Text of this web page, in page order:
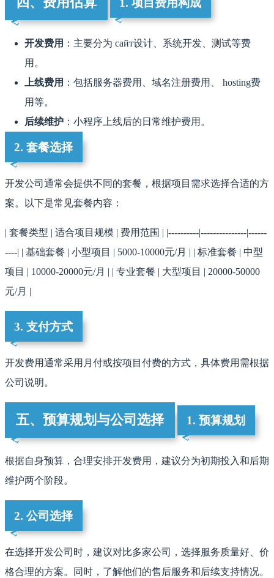
1. 项目费用构成
开发费用 ：主要分为 сайт设计、系统开发、测试等费
用。
上线费用 ：包括服务器费用、域名注册费用、 hosting费
用等。
后续维护 ：小程序上线后的日常维护费用。
2. 套餐选择
开发公司通常会提供不同的套餐，根据项目需求选择合适的方
案。以下是常见套餐内容：
| 套餐类型 | 适合项目规模 | 费用范围 | |----------|---------------|------
----| | 基础套餐 | 小型项目 | 5000-10000元/月 | | 标准套餐 | 中型
项目 | 10000-20000元/月 | | 专业套餐 | 大型项目 | 20000-50000
元/月 |
3. 支付方式
开发费用通常采用月付或按项目付费的方式，具体费用需根据
公司说明。
五、预算规划与公司选择 1. 预算规划
根据自身预算，合理安排开发费用，建议分为初期投入和后期
维护两个阶段。
2. 公司选择
在选择开发公司时，建议对比多家公司，选择服务质量好、价
格合理的方案。同时，了解他们的售后服务和后续支持情况。